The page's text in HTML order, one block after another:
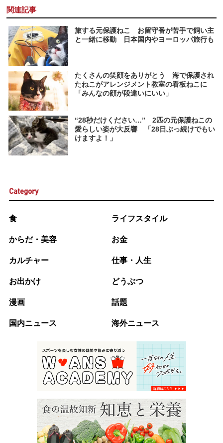
関連記事
旅する元保護ねこ お留守番が苦手で飼い主
と一緒に移動 日本国内やヨーロッパ旅行も
たくさんの笑顔をありがとう 海で保護され
たねこがアレンジメント教室の看板ねこに
「みんなの顔が段違いにいい」
“28秒だけください…” 2匹の元保護ねこの
愛らしい姿が大反響 「28日ぶっ続けでもい
けますよ！」
Category
食 ライフスタイル
からだ・美容 お金
カルチャー 仕事・人生
お出かけ どうぶつ
漫画 話題
国内ニュース 海外ニュース